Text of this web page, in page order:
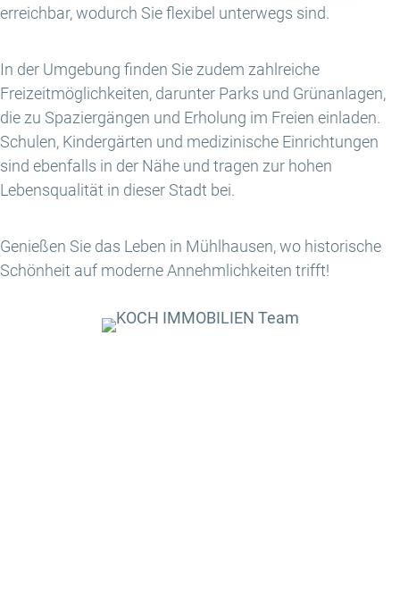
erreichbar, wodurch Sie flexibel unterwegs sind.
In der Umgebung finden Sie zudem zahlreiche
Freizeitmöglichkeiten, darunter Parks und Grünanlagen,
die zu Spaziergängen und Erholung im Freien einladen.
Schulen, Kindergärten und medizinische Einrichtungen
sind ebenfalls in der Nähe und tragen zur hohen
Lebensqualität in dieser Stadt bei.
Genießen Sie das Leben in Mühlhausen, wo historische
Schönheit auf moderne Annehmlichkeiten trifft!